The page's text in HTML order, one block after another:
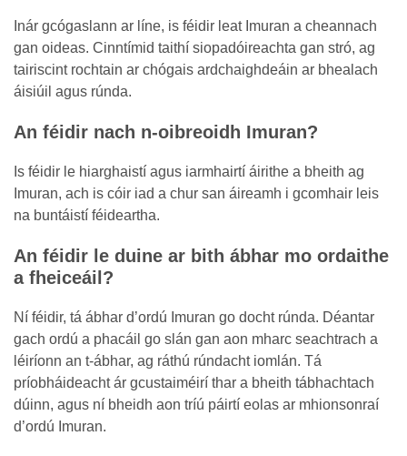
Inár gcógaslann ar líne, is féidir leat Imuran a cheannach
gan oideas. Cinntímid taithí siopadóireachta gan stró, ag
tairiscint rochtain ar chógais ardchaighdeáin ar bhealach
áisiúil agus rúnda.
An féidir nach n-oibreoidh Imuran?
Is féidir le hiarghaistí agus iarmhairtí áirithe a bheith ag
Imuran, ach is cóir iad a chur san áireamh i gcomhair leis
na buntáistí féideartha.
An féidir le duine ar bith ábhar mo ordaithe
a fheiceáil?
Ní féidir, tá ábhar d’ordú Imuran go docht rúnda. Déantar
gach ordú a phacáil go slán gan aon mharc seachtrach a
léiríonn an t-ábhar, ag ráthú rúndacht iomlán. Tá
príobháideacht ár gcustaiméirí thar a bheith tábhachtach
dúinn, agus ní bheidh aon tríú páirtí eolas ar mhionsonraí
d’ordú Imuran.